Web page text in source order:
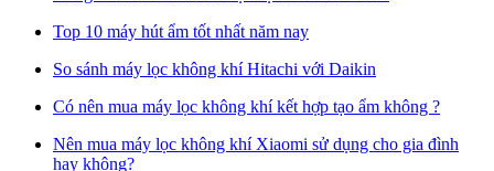
Top 10 máy hút ẩm tốt nhất năm nay
So sánh máy lọc không khí Hitachi với Daikin
Có nên mua máy lọc không khí kết hợp tạo ẩm không ?
Nên mua máy lọc không khí Xiaomi sử dụng cho gia đình
hay không?